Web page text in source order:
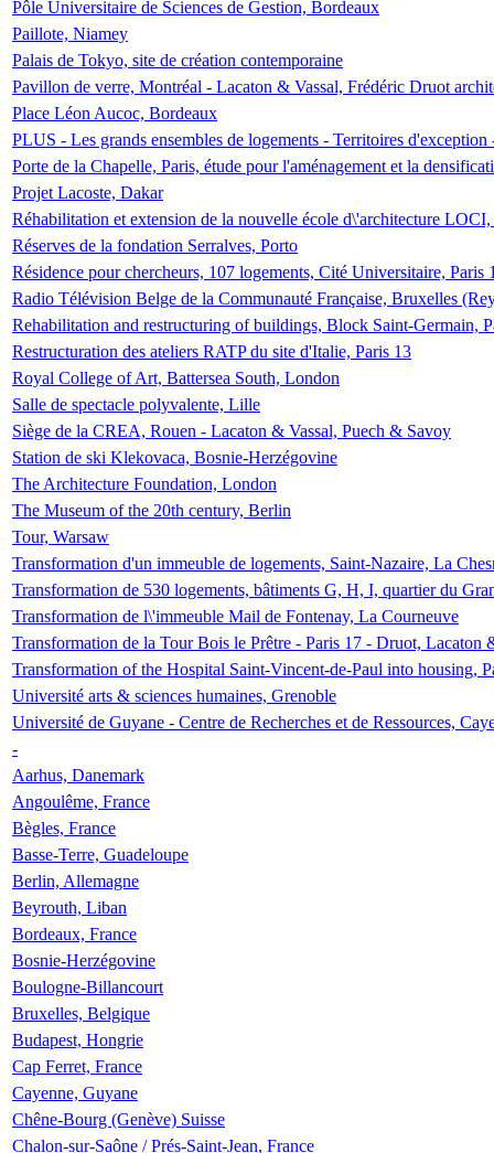
Pôle Universitaire de Sciences de Gestion, Bordeaux
Paillote, Niamey
Palais de Tokyo, site de création contemporaine
Pavillon de verre, Montréal - Lacaton & Vassal, Frédéric Druot
Place Léon Aucoc, Bordeaux
PLUS - Les grands ensembles de logements - Territoires
Porte de la Chapelle, Paris, étude pour l'aménagement et la
Projet Lacoste, Dakar
Réhabilitation et extension de la nouvelle école d\'architecture
Réserves de la fondation Serralves, Porto
Résidence pour chercheurs, 107 logements, Cité Universitaire, Paris
Radio Télévision Belge de la Communauté Française, Bruxelles
Rehabilitation and restructuring of buildings, Block Saint-Germain,
Restructuration des ateliers RATP du site d'Italie, Paris 13
Royal College of Art, Battersea South, London
Salle de spectacle polyvalente, Lille
Siège de la CREA, Rouen - Lacaton & Vassal, Puech & Savoy
Station de ski Klekovaca, Bosnie-Herzégovine
The Architecture Foundation, London
The Museum of the 20th century, Berlin
Tour, Warsaw
Transformation d'un immeuble de logements, Saint-Nazaire, La
Transformation de 530 logements, bâtiments G, H, I, quartier du
Transformation de l\'immeuble Mail de Fontenay, La Courneuve
Transformation de la Tour Bois le Prêtre - Paris 17 - Druot, Lacaton
Transformation of the Hospital Saint-Vincent-de-Paul into housing,
Université arts & sciences humaines, Grenoble
Université de Guyane - Centre de Recherches et de Ressources,
-
Aarhus, Danemark
Angoulême, France
Bègles, France
Basse-Terre, Guadeloupe
Berlin, Allemagne
Beyrouth, Liban
Bordeaux, France
Bosnie-Herzégovine
Boulogne-Billancourt
Bruxelles, Belgique
Budapest, Hongrie
Cap Ferret, France
Cayenne, Guyane
Chêne-Bourg (Genève) Suisse
Chalon-sur-Saône / Prés-Saint-Jean, France